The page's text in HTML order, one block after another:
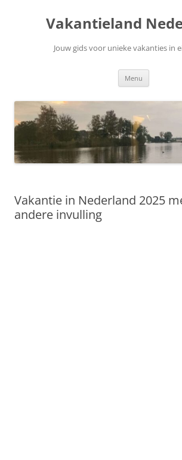
Vakantieland
Jouw gids voor unieke vakanties in
Menu
Vakantie in Nederland 2025
andere invulling